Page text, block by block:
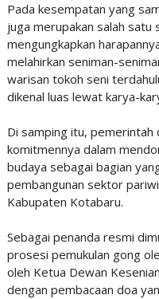
Pada kesempatan yang
juga merupakan salah satu
mengungkapkan
melahirkan seniman-
warisan tokoh seni
dikenal luas lewat karya-
Di samping itu, pemerintah
komitmennya dalam
budaya sebagai bagian
pembangunan sektor
Kabupaten Kotabaru.
Sebagai penanda resmi
prosesi pemukulan gong
oleh Ketua Dewan
dengan pembacaan doa